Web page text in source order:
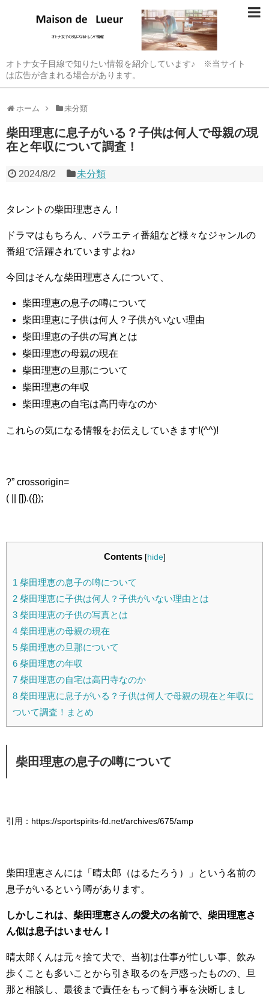
オトナ女子目線で知りたい情報を紹介しています♪ ※当サイト
は広告が含まれる場合があります。
ホーム 未分類
柴田理恵に息子がいる？子供は何人で母親の現
在と年収について調査！
2024/8/2 未分類
タレントの柴田理恵さん！
ドラマはもちろん、バラエティ番組など様々なジャンルの
番組で活躍されていますよね♪
今回はそんな柴田理恵さんについて、
柴田理恵の息子の噂について
柴田理恵に子供は何人？子供がいない理由
柴田理恵の子供の写真とは
柴田理恵の母親の現在
柴田理恵の旦那について
柴田理恵の年収
柴田理恵の自宅は高円寺なのか
これらの気になる情報をお伝えしていきます!(^^)!
?” crossorigin=
( || []).({});
Contents [hide]
1 柴田理恵の息子の噂について
2 柴田理恵に子供は何人？子供がいない理由とは
3 柴田理恵の子供の写真とは
4 柴田理恵の母親の現在
5 柴田理恵の旦那について
6 柴田理恵の年収
7 柴田理恵の自宅は高円寺なのか
8 柴田理恵に息子がいる？子供は何人で母親の現在と年収に
ついて調査！まとめ
柴田理恵の息子の噂について
引用：https://sportspirits-fd.net/archives/675/amp
柴田理恵さんには「晴太郎（はるたろう）」という名前の
息子がいるという噂があります。
しかしこれは、柴田理恵さんの愛犬の名前で、柴田理恵さ
ん似は息子はいません！
晴太郎くんは元々捨て犬で、当初は仕事が忙しい事、飲み
歩くことも多いことから引き取るのを戸惑ったものの、旦
那と相談し、最後まで責任をもって飼う事を決断しまし